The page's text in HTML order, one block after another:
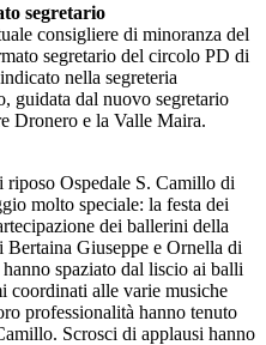
segretario
consigliere di minoranza del
segretario del circolo PD di
nella segreteria
guidata dal nuovo segretario
Dronero e la Valle Maira.
Ospedale S. Camillo di
molto speciale: la festa dei
dei ballerini della
Bertaina Giuseppe e Ornella di
spaziato dal liscio ai balli
coordinati alle varie musiche
professionalità hanno tenuto
Scrosci di applausi hanno